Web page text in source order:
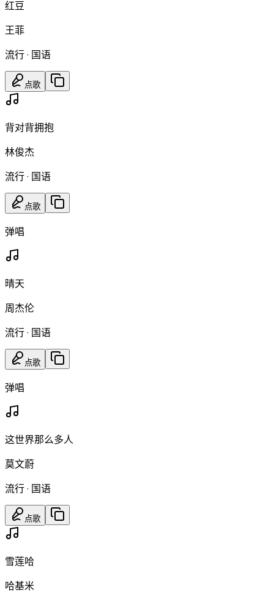
红豆
王菲
流行· 国语
点歌
背对背拥抱
林俊杰
流行· 国语
点歌
弹唱
晴天
周杰伦
流行· 国语
点歌
弹唱
这世界那么多人
莫文蔚
流行· 国语
点歌
雪莲哈
哈基米